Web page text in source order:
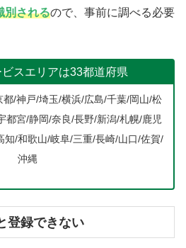
別されるので、事前に調べる必要
スエリアは33都道府県
/神戸/埼玉/横浜/広島/千葉/岡山/松
都宮/静岡/奈良/長野/新潟/札幌/鹿児
知/和歌山/岐阜/三重/長崎/山口/佐賀/
沖縄
登録できない